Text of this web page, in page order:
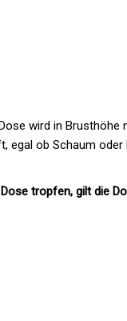
wird in
ob Schaum
tropfen, gilt die